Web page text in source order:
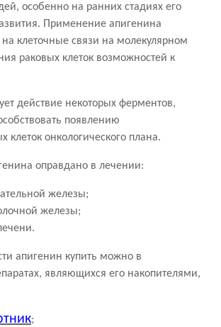
особенно на ранних стадиях его
Применение апигенина
на клеточные связи на молекулярном
раковых клеток возможностей к
действие некоторых ферментов,
появлению
клеток онкологического плана.
оправдано в лечении:
железы;
железы;
апигенин купить можно в
являющихся его накопителями,
;